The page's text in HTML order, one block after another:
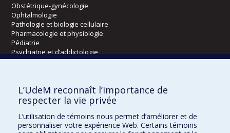
Obstétrique-gynécologie
Ophtalmologie
Pathologie et biologie cellulaire
Pharmacologie et physiologie
Pédiatrie
Psychiatrie et d’addictologie
Radiologie, radio-oncologie et médecine nucléaire
Écoles
Orthophonie et audiologie
Réadaptation
L’UdeM reconnaît l’importance de
respecter la vie privée
L’utilisation de témoins nous permet d’améliorer et de
personnaliser votre expérience Web. Certains témoins